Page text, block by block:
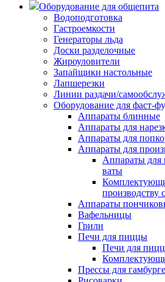
Оборудование для общепита
Водоподготовка
Гастроемкости
Генераторы льда
Доски разделочные
Жироуловители
Запайщики настольные
Лапшерезки
Линии раздачи/
Оборудование для фаст-
Аппараты блинные
Аппараты для
Аппараты для
Аппараты для
Аппараты для
ваты
производству
Аппараты
Вафельницы
Грили
Печи для пиццы
Печи для
Прессы для